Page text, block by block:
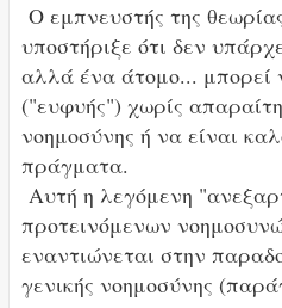
Ο εμπνευστής της
υποστήριξε ότι δεν
αλλά ένα άτομο... μπορεί
("ευφυής") χωρίς
νοημοσύνης ή να είναι
πράγματα.
Αυτή η λεγόμενη
προτεινόμενων
εναντιώνεται στην
γενικής νοημοσύνης